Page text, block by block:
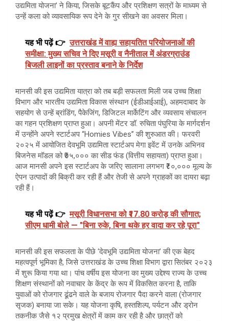
उद्यमिता योजना’ ने किया, जिसके बूटकैंप और प्रशिक्षण सत्रों के माध्यम से
उन्हें कला को व्यावसायिक रूप देने के गुर सीखने का अवसर मिला।
यह भी पढ़ें 👉 उत्तराखंड में वाह्य सहायतित परियोजनाओं की
समीक्षा: मुख्य सचिव ने दिए मसूरी व नैनीताल में अंडरग्राउंड
बिजली लाइनों का प्रस्ताव बनाने के निर्देश
मानसी की इस उद्यमिता यात्रा को तब बड़ी सफलता मिली जब उच्च शिक्षा
विभाग और भारतीय उद्यमिता विकास संस्थान (ईडीआईआई), अहमदाबाद के
सहयोग से उन्हें ब्रांडिंग, पैकेजिंग, डिजिटल मार्केटिंग और व्यवसाय संचालन
का गहन प्रशिक्षण प्राप्त हुआ। अपनी मेंटर डॉ. रुचिता पंघुरिया के मार्गदर्शन
में उन्होंने अपने स्टार्टअप “Homies Vibes” की शुरुआत की। फरवरी
२०२५ में आयोजित देवभूमि उद्यमिता स्टार्टअप मेगा इवेंट में उनके अभिनव
बिजनेस मॉडल को ₹७५,००० का सीड फंड (वित्तीय सहायता) प्राप्त हुआ।
आज मानसी अपने इस स्टार्टअप के जरिए सालाना लगभग ₹८०,००० मूल्य के
ऐपन उत्पादों की बिक्री कर रही हैं और तेजी से अपने ग्राहकों का दायरा बढ़ा
रही हैं।
यह भी पढ़ें 👉 मसूरी विधानसभा को ₹17.80 करोड़ की सौगात;
सीएम धामी बोले — "बिना रुके, बिना थके हर वादा कर रहे पूरा"
मानसी की इस सफलता के पीछे ‘देवभूमि उद्यमिता योजना’ की एक बेहद
महत्वपूर्ण भूमिका है, जिसे उत्तराखंड के उच्च शिक्षा विभाग द्वारा सितंबर २०२३
में शुरू किया गया था। पांच वर्षीय इस योजना का मुख्य उद्देश्य राज्य के उच्च
शिक्षण संस्थानों को नवाचार के केंद्र के रूप में विकसित करना है, ताकि
युवाओं को रोजगार ढूंढने वाले के बजाय रोजगार पैदा करने वाला (रोजगार
सृजक) बनाया जा सके। यह योजना कृषि, हस्तशिल्प, पर्यटन और ड्रोन
तकनीक जैसे १२ प्रमुख क्षेत्रों में काम कर रही है और छात्रों को